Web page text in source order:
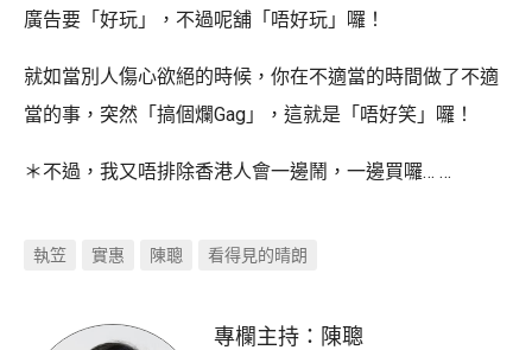
廣告要「好玩」，不過呢舖「唔好玩」囉！
就如當別人傷心欲絕的時候，你在不適當的時間做了不適
當的事，突然「搞個爛Gag」，這就是「唔好笑」囉！
＊不過，我又唔排除香港人會一邊鬧，一邊買囉… …
執笠 實惠 陳聰 看得見的晴朗
專欄主持： 陳聰